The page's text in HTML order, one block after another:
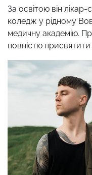
За освітою він
коледж у рідному
медичну академію.
повністю присвятити